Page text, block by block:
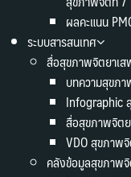
ผลคะแนน
ระบบสารสนเทศ
สื่อสุขภาพจิตยาเ
บทความสุขภ
Infographic
สื่อสุขภาพจิต
VDO สุขภาพ
คลังข้อมูลสุขภาพ